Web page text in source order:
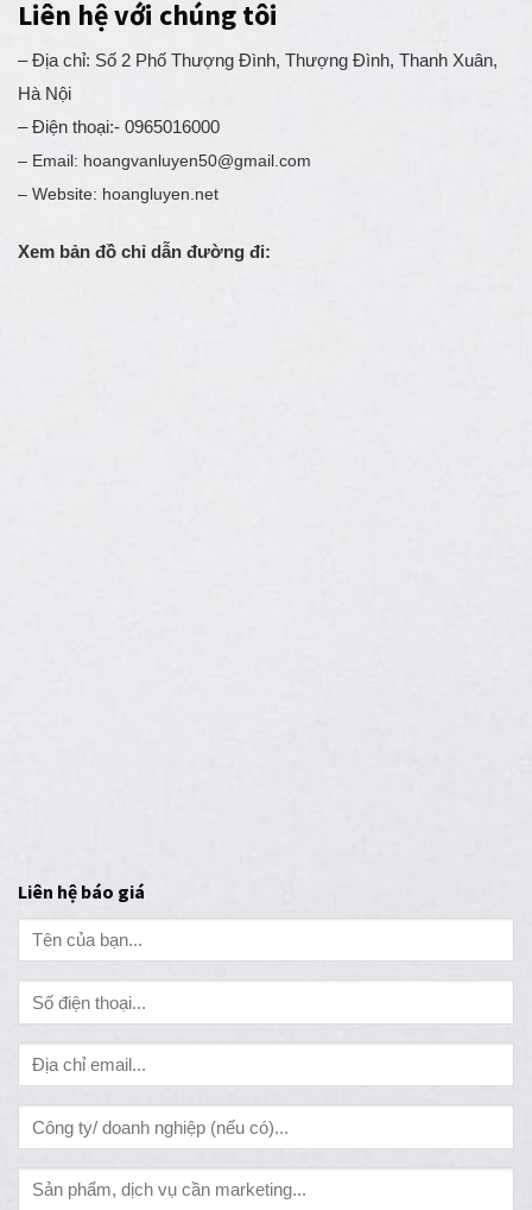
Liên hệ với chúng tôi
– Địa chỉ: Số 2 Phố Thượng Đình, Thượng Đình, Thanh Xuân,
Hà Nội
– Điện thoại:- 0965016000
– Email: hoangvanluyen50@gmail.com
– Website: hoangluyen.net
Xem bản đồ chỉ dẫn đường đi:
Liên hệ báo giá